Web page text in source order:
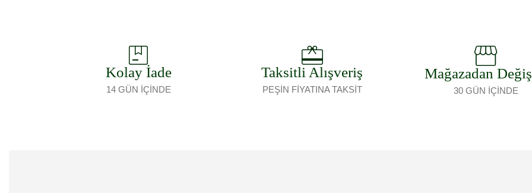
Kolay İade
14 GÜN İÇİNDE
Taksitli Alışveriş
PEŞİN FİYATINA TAKSİT
Mağazadan
30 GÜN İÇİNDE